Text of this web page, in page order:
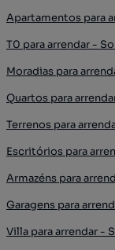
Apartamentos para
T0 para arrendar -
Moradias para
Quartos para
Terrenos para
Escritórios para
Armazéns para
Garagens para
Villa para arrendar -